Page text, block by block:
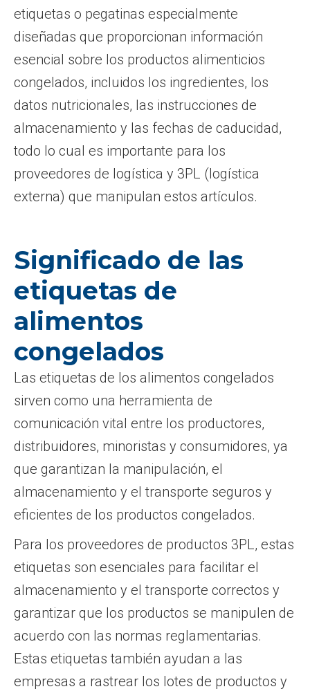
etiquetas o pegatinas especialmente
diseñadas que proporcionan información
esencial sobre los productos alimenticios
congelados, incluidos los ingredientes, los
datos nutricionales, las instrucciones de
almacenamiento y las fechas de caducidad,
todo lo cual es importante para los
proveedores de logística y 3PL (logística
externa) que manipulan estos artículos.
Significado de las
etiquetas de
alimentos
congelados
Las etiquetas de los alimentos congelados
sirven como una herramienta de
comunicación vital entre los productores,
distribuidores, minoristas y consumidores, ya
que garantizan la manipulación, el
almacenamiento y el transporte seguros y
eficientes de los productos congelados.
Para los proveedores de productos 3PL, estas
etiquetas son esenciales para facilitar el
almacenamiento y el transporte correctos y
garantizar que los productos se manipulen de
acuerdo con las normas reglamentarias.
Estas etiquetas también ayudan a las
empresas a rastrear los lotes de productos y